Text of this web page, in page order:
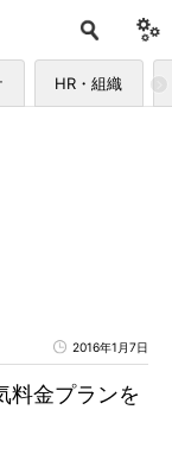
HR・組織
2016年1月7日
金プランを